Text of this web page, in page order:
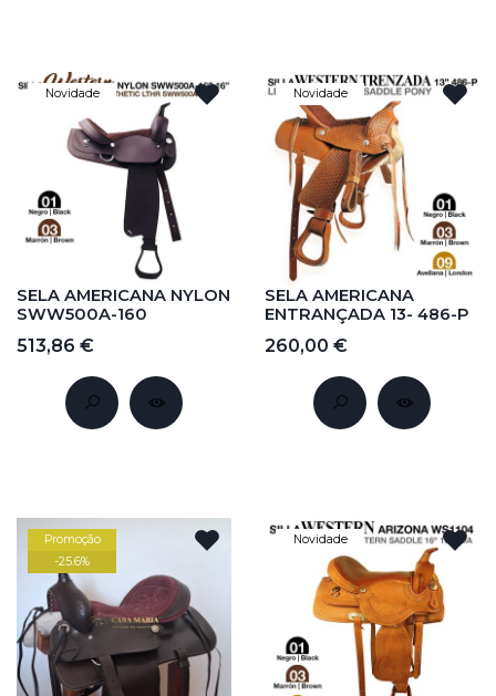
Novidade
SELA AMERICANA NYLON
SWW500A-160
513,86 €
Novidade
SELA AMERICANA
ENTRANÇADA 13- 486-P
260,00 €
Promoção
-25.6%
Novidade